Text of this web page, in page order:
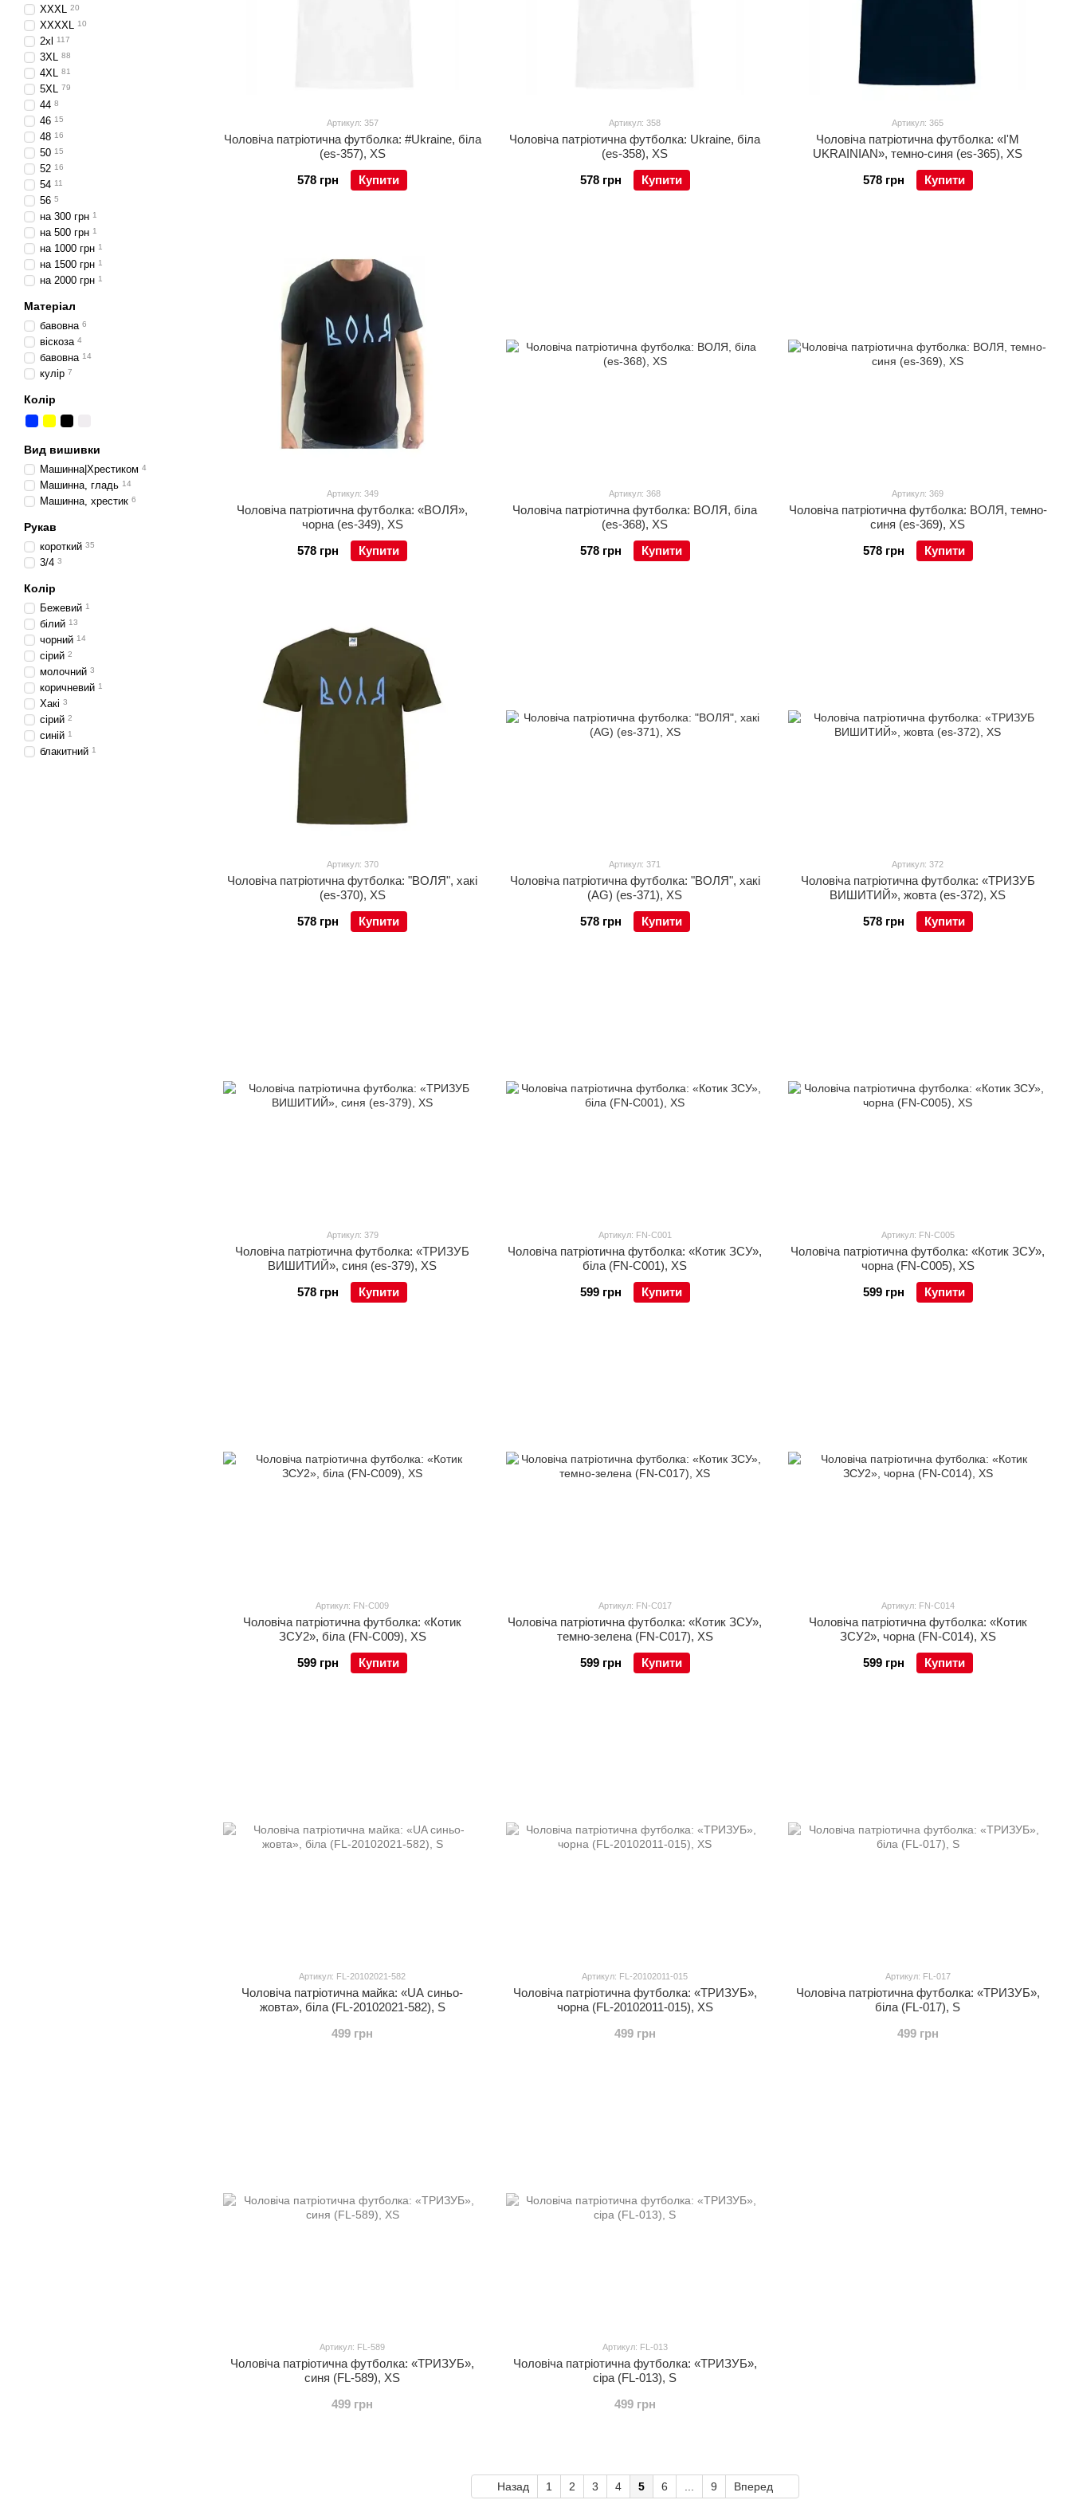
Артикул: 357
Чоловіча патріотична футболка: #Ukraine, біла
(es-357), XS
578 грн
Купити
Артикул: 358
Чоловіча патріотична футболка: Ukraine, біла
(es-358), XS
578 грн
Купити
Артикул: 365
Чоловіча патріотична футболка: «I'M
UKRAINIAN», темно-синя (es-365), XS
578 грн
Купити
Артикул: 349
Чоловіча патріотична футболка: «ВОЛЯ»,
чорна (es-349), XS
578 грн
Купити
Артикул: 368
Чоловіча патріотична футболка: ВОЛЯ, біла
(es-368), XS
578 грн
Купити
Артикул: 369
Чоловіча патріотична футболка: ВОЛЯ, темно-
синя (es-369), XS
578 грн
Купити
Артикул: 370
Чоловіча патріотична футболка: "ВОЛЯ", хакі
(es-370), XS
578 грн
Купити
Артикул: 371
Чоловіча патріотична футболка: "ВОЛЯ", хакі
(AG) (es-371), XS
578 грн
Купити
Артикул: 372
Чоловіча патріотична футболка: «ТРИЗУБ
ВИШИТИЙ», жовта (es-372), XS
578 грн
Купити
Артикул: 379
Чоловіча патріотична футболка: «ТРИЗУБ
ВИШИТИЙ», синя (es-379), XS
578 грн
Купити
Артикул: FN-C001
Чоловіча патріотична футболка: «Котик ЗСУ»,
біла (FN-C001), XS
599 грн
Купити
Артикул: FN-C005
Чоловіча патріотична футболка: «Котик ЗСУ»,
чорна (FN-C005), XS
599 грн
Купити
Артикул: FN-C009
Чоловіча патріотична футболка: «Котик
ЗСУ2», біла (FN-C009), XS
599 грн
Купити
Артикул: FN-C017
Чоловіча патріотична футболка: «Котик ЗСУ»,
темно-зелена (FN-C017), XS
599 грн
Купити
Артикул: FN-C014
Чоловіча патріотична футболка: «Котик
ЗСУ2», чорна (FN-C014), XS
599 грн
Купити
Артикул: FL-20102021-582
Чоловіча патріотична майка: «UA синьо-
жовта», біла (FL-20102021-582), S
499 грн
Артикул: FL-20102011-015
Чоловіча патріотична футболка: «ТРИЗУБ»,
чорна (FL-20102011-015), XS
499 грн
Артикул: FL-017
Чоловіча патріотична футболка: «ТРИЗУБ»,
біла (FL-017), S
499 грн
Артикул: FL-589
Чоловіча патріотична футболка: «ТРИЗУБ»,
синя (FL-589), XS
499 грн
Артикул: FL-013
Чоловіча патріотична футболка: «ТРИЗУБ»,
сіра (FL-013), S
499 грн
Назад 1 2 3 4 5 6 9 Вперед
XXXL 20
XXXXL 10
2xl 117
3XL 88
4XL 81
5XL 79
44 8
46 15
48 16
50 15
52 16
54 11
56 5
на 300 грн 1
на 500 грн 1
на 1000 грн 1
на 1500 грн 1
на 2000 грн 1
Матеріал
бавовна 6
віскоза 4
бавовна 14
кулір 7
Колір
Вид вишивки
Машинна|Хрестиком 4
Машинна, гладь 14
Машинна, хрестик 6
Рукав
короткий 35
3/4 3
Колір
Бежевий 1
білий 13
чорний 14
сірий 2
молочний 3
коричневий 1
Хакі 3
сірий 2
синій 1
блакитний 1